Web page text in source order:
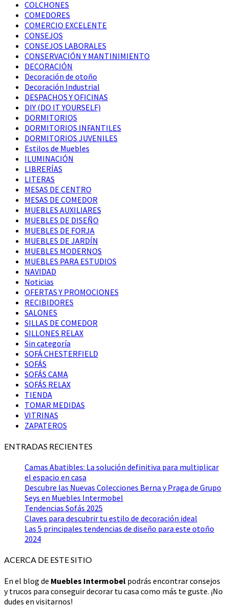
COLCHONES
COMEDORES
COMERCIO EXCELENTE
CONSEJOS
CONSEJOS LABORALES
CONSERVACIÓN Y MANTINIMIENTO
DECORACIÓN
Decoración de otoño
Decoración Industrial
DESPACHOS Y OFICINAS
DIY (DO IT YOURSELF)
DORMITORIOS
DORMITORIOS INFANTILES
DORMITORIOS JUVENILES
Estilos de Muebles
ILUMINACIÓN
LIBRERÍAS
LITERAS
MESAS DE CENTRO
MESAS DE COMEDOR
MUEBLES AUXILIARES
MUEBLES DE DISEÑO
MUEBLES DE FORJA
MUEBLES DE JARDÍN
MUEBLES MODERNOS
MUEBLES PARA ESTUDIOS
NAVIDAD
Noticias
OFERTAS Y PROMOCIONES
RECIBIDORES
SALONES
SILLAS DE COMEDOR
SILLONES RELAX
Sin categoría
SOFÁ CHESTERFIELD
SOFÁS
SOFÁS CAMA
SOFÁS RELAX
TIENDA
TOMAR MEDIDAS
VITRINAS
ZAPATEROS
ENTRADAS RECIENTES
Camas Abatibles: La solución definitiva para multiplicar
el espacio en casa
Descubre las Nuevas Colecciones Berna y Praga de Grupo
Seys en Muebles Intermobel
Tendencias Sofás 2025
Claves para descubrir tu estilo de decoración ideal
Las 5 principales tendencias de diseño para este otoño
2024
ACERCA DE ESTE SITIO
En el blog de Muebles Intermobel podrás encontrar consejos
y trucos para conseguir decorar tu casa como más te guste. ¡No
dudes en visitarnos!